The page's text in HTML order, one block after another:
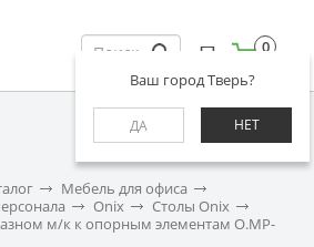
Ваш город Тверь?
ДА НЕТ
0
Мебель для офиса
Onix
Столы Onix
м/к к опорным элементам O.MP-